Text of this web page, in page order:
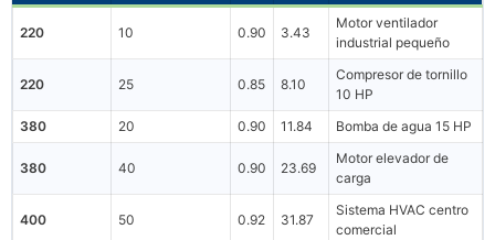
220 10 0.90 3.43
Motor ventilador
industrial pequeño
220 25 0.85 8.10
Compresor de tornillo
10 HP
380
20 0.90 11.84 Bomba de agua 15 HP
380 40 0.90 23.69
Motor elevador de
carga
400 50 0.92 31.87
Sistema HVAC centro
comercial